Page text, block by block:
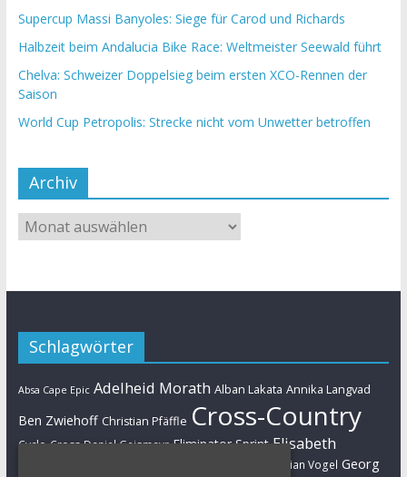
Supercup Massi Banyoles: Siege für Carod und Richards
Halbzeit beim Andalucia Bike Race: Weltmeister Seewald führt
Chelva: Schweizer Doppelsieg beim ersten XCO-Rennen der
Saison
World Cup Petropolis: Strecke nicht vom Unwetter betroffen
Archiv
Schlagwörter
Absa Cape Epic Adelheid Morath Alban Lakata Annika Langvad
Ben Zwiehoff Christian Pfäffle Cross-Country
Cyclo-Cross Daniel Geismayr Eliminator Sprint Elisabeth
Florian Vogel Georg